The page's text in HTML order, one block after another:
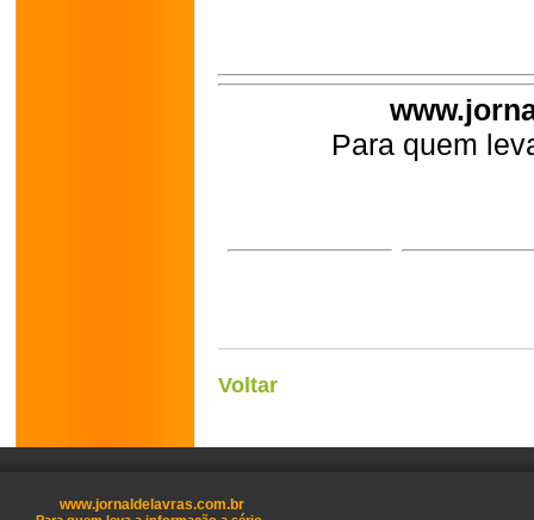
Para quem
Voltar
www.jornaldelavras.com.br